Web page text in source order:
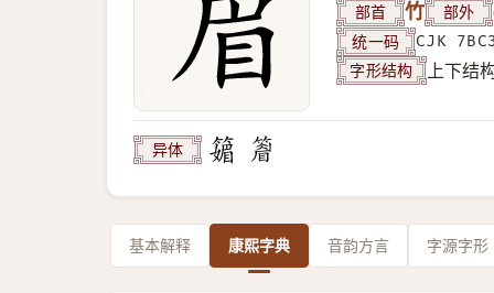
部首 竹 部外
统一码 CJK
字形结构 上下结
异体
基本解释 康熙字典 音韵方言 字源字形